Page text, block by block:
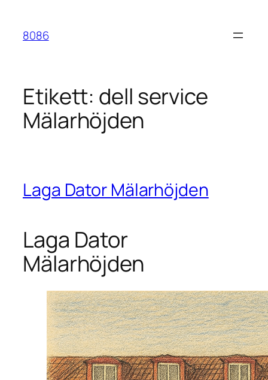
innehåll
8086
Etikett: dell service
Mälarhöjden
Laga Dator Mälarhöjden
Laga Dator
Mälarhöjden